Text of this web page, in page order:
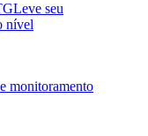
Leve seu
nível
monitoramento